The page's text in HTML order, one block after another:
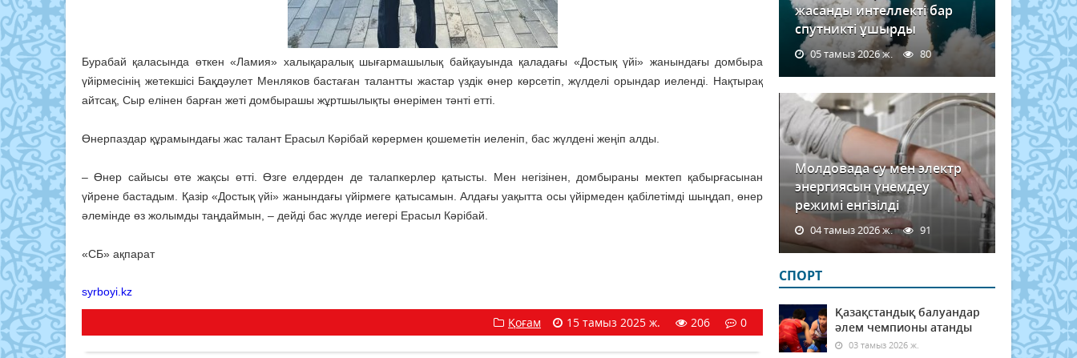
Бурабай қаласында өткен «Ламия» халықаралық шығармашылық байқауында қаладағы «Достық үйі» жанындағы домбыра
үйірмесінің жетекшісі Бақдәулет Менляков бастаған талантты жастар үздік өнер көрсетіп, жүлделі орындар иеленді. Нақтырақ
айтсақ, Сыр елінен барған жеті домбырашы жұртшылықты өнерімен тәнті етті.
Өнерпаздар құрамындағы жас талант Ерасыл Кәрібай көрермен қошеметін иеленіп, бас жүлдені жеңіп алды.
– Өнер сайысы өте жақсы өтті. Өзге елдерден де талапкерлер қатысты. Мен негізінен, домбыраны мектеп қабырғасынан
үйрене бастадым. Қазір «Достық үйі» жанындағы үйірмеге қатысамын. Алдағы уақытта осы үйірмеден қабілетімді шыңдап, өнер
әлемінде өз жолымды таңдаймын, – дейді бас жүлде иегері Ерасыл Кәрібай.
«СБ» ақпарат
syrboyi.kz
Қоғам 15 тамыз 2025 ж. 206 0
жасанды интеллекті бар
спутникті ұшырды
05 тамыз 2026 ж. 80
Молдовада су мен электр
энергиясын үнемдеу
режимі енгізілді
04 тамыз 2026 ж. 91
СПОРТ
Қазақстандық балуандар
әлем чемпионы атанды
03 тамыз 2026 ж.